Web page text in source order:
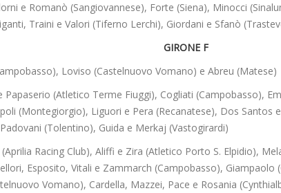
e Romanò (Sangiovannese), Forte (Siena), Minocci
Traini e Valori (Tiferno Lerchi), Giordani e Sfanò
GIRONE F
Loviso (Castelnuovo Vomano) e Abreu (Matese)
Papaserio (Atletico Terme Fiuggi), Cogliati (Campobasso),
(Montegiorgio), Liguori e Pera (Recanatese), Dos Santos
(Tolentino), Guida e Merkaj (Vastogirardi)
Racing Club), Aliffi e Zira (Atletico Porto S. Elpidio),
Esposito, Vitali e Zammarch (Campobasso), Giampaolo
Vomano), Cardella, Mazzei, Pace e Rosania